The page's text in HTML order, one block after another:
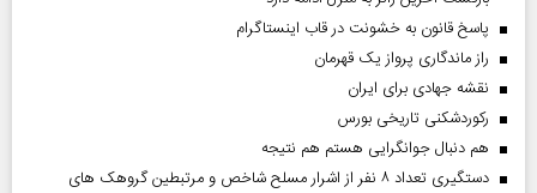
پاسخ قانون به خشونت در قاب اینستاگرام
راز ماندگاری پرواز یک قهرمان
نقشه جهادی برای ایران
رکوردشکنی تاریخی بورس
هم دنبال جوانگرایی هستم هم نتیجه
دستگیری تعداد ۸ نفر از اشرار مسلح شاخص و مرتبطین گروهک های